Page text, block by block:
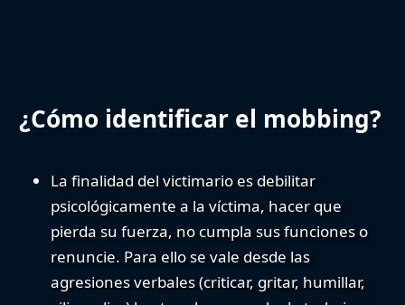
¿Cómo identificar el mobbing?
La finalidad del victimario es debilitar
psicológicamente a la víctima, hacer que
pierda su fuerza, no cumpla sus funciones o
renuncie. Para ello se vale desde las
agresiones verbales (criticar, gritar, humillar,